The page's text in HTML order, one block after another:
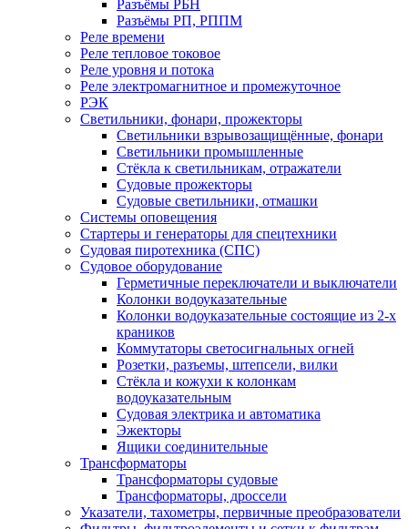
Разъёмы РБН
Разъёмы РП, РППМ
Реле времени
Реле тепловое токовое
Реле уровня и потока
Реле электромагнитное и промежуточное
РЭК
Светильники, фонари, прожекторы
Светильники взрывозащищённые, фонари
Светильники промышленные
Стёкла к светильникам, отражатели
Судовые прожекторы
Судовые светильники, отмашки
Системы оповещения
Стартеры и генераторы для спецтехники
Судовая пиротехника (СПС)
Судовое оборудование
Герметичные переключатели и выключатели
Колонки водоуказательные
Колонки водоуказательные состоящие из 2-х
краников
Коммутаторы светосигнальных огней
Розетки, разъемы, штепсели, вилки
Стёкла и кожухи к колонкам
водоуказательным
Судовая электрика и автоматика
Эжекторы
Ящики соединительные
Трансформаторы
Трансформаторы судовые
Трансформаторы, дроссели
Указатели, тахометры, первичные преобразователи